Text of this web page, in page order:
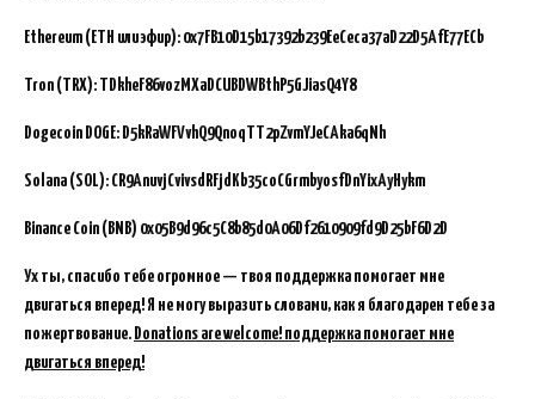
Ethereum (ETH или эфир): 0x7FB10D15b17392b239EeCeca37aD22D5AfE77ECb
Tron (TRX): TDkheF86vozMXaDCUBDWBthP5GJiasQ4Y8
Dogecoin DOGE: D5kRaWFVvhQ9QnoqTT2pZvmYJeCAka6qNh
Solana (SOL): CR9AnuvjCvivsdRFjdKb35coCGrmbyosfDnYixAyHykm
Binance Coin (BNB) 0x05B9d96c5C8b85d0A06Df2610909fd9D25bF6D2D
Ух ты, спасибо тебе огромное — твоя поддержка помогает мне
двигаться вперед! Я не могу выразить словами, как я благодарен тебе за
пожертвование. Donations are welcome! поддержка помогает мне
двигаться вперед!